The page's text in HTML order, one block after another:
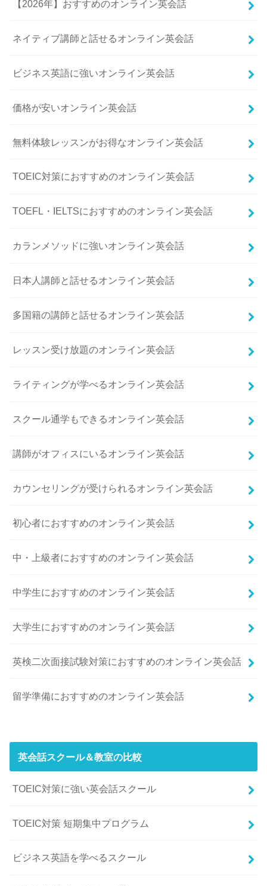
【2026年】おすすめのオンライン英会話
ネイティブ講師と話せるオンライン英会話
ビジネス英語に強いオンライン英会話
価格が安いオンライン英会話
無料体験レッスンがお得なオンライン英会話
TOEIC対策におすすめのオンライン英会話
TOEFL・IELTSにおすすめのオンライン英会話
カランメソッドに強いオンライン英会話
日本人講師と話せるオンライン英会話
多国籍の講師と話せるオンライン英会話
レッスン受け放題のオンライン英会話
ライティングが学べるオンライン英会話
スクール通学もできるオンライン英会話
講師がオフィスにいるオンライン英会話
カウンセリングが受けられるオンライン英会話
初心者におすすめのオンライン英会話
中・上級者におすすめのオンライン英会話
中学生におすすめのオンライン英会話
大学生におすすめのオンライン英会話
英検二次面接試験対策におすすめのオンライン英会話
留学準備におすすめのオンライン英会話
英会話スクール＆教室の比較
TOEIC対策に強い英会話スクール
TOEIC対策 短期集中プログラム
ビジネス英語を学べるスクール